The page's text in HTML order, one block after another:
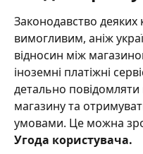
Законодавство
вимогливим, аніж
відносин між
іноземні платіжні
детально
магазину та
умовами. Це можна
Угода користувача.